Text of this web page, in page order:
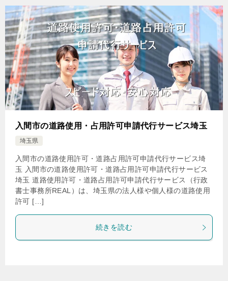
入間市の道路使用・占用許可申請代行サービス埼玉
埼玉県
入間市の道路使用許可・道路占用許可申請代行サービス埼
玉 入間市の道路使用許可・道路占用許可申請代行サービス
埼玉 道路使用許可・道路占用許可申請代行サービス（行政
書士事務所REAL）は、埼玉県の法人様や個人様の道路使用
許可 […]
続きを読む